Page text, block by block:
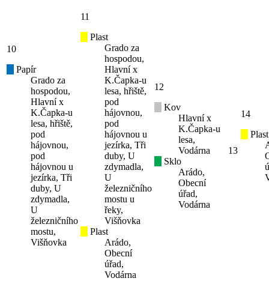
10
Papír
Grado za
hospodou,
Hlavní x
K.Čapka-u
lesa, hřiště,
pod
hájovnou,
pod
hájovnou u
jezírka, Tři
duby, U
zdymadla,
U
železničního
mostu,
Višňovka
11
Plast
Grado za
hospodou,
Hlavní x
K.Čapka-u
lesa, hřiště,
pod
hájovnou,
pod
hájovnou u
jezírka, Tři
duby, U
zdymadla,
U
železničního
mostu u
řeky,
Višňovka
Plast
Arádo,
Obecní
úřad,
Vodárna
12
Kov
Hlavní x
K.Čapka-u
lesa,
Vodárna
Sklo
Arádo,
Obecní
úřad,
Vodárna
13
14
Plast